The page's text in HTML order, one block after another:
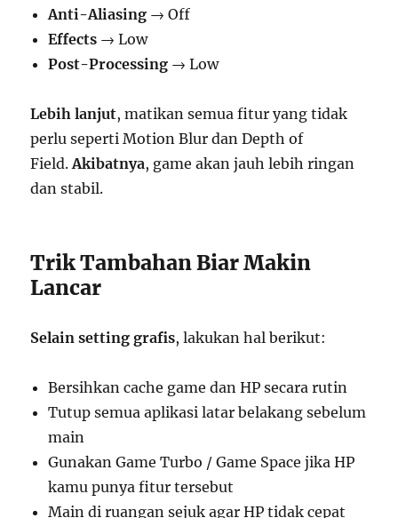
Anti-Aliasing → Off
Effects → Low
Post-Processing → Low
Lebih lanjut, matikan semua fitur yang tidak
perlu seperti Motion Blur dan Depth of
Field.Akibatnya, game akan jauh lebih ringan
dan stabil.
Trik Tambahan Biar Makin
Lancar
Selain setting grafis, lakukan hal berikut:
Bersihkan cache game dan HP secara rutin
Tutup semua aplikasi latar belakang sebelum
main
Gunakan Game Turbo / Game Space jika HP
kamu punya fitur tersebut
Main di ruangan sejuk agar HP tidak cepat